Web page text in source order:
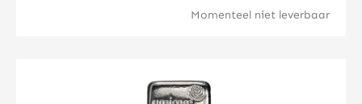
Momenteel niet leverbaar
Klik hier